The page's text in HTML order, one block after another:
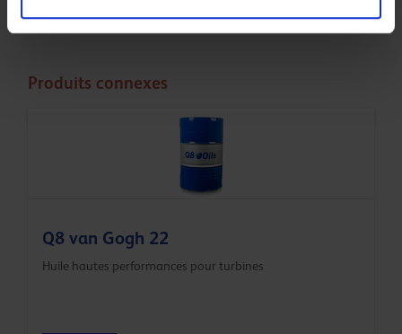
Produits connexes
Q8 van Gogh 22
Huile hautes performances pour turbines